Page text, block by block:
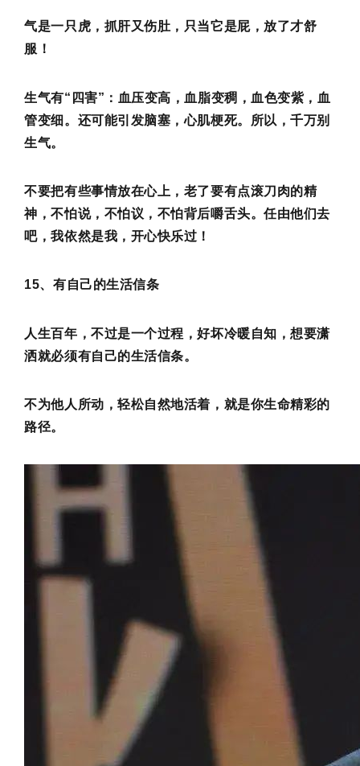
气是一只虎，抓肝又伤肚，只当它是屁，放了才舒
服！
生气有“四害”：血压变高，血脂变稠，血色变紫，血
管变细。还可能引发脑塞，心肌梗死。所以，千万别
生气。
不要把有些事情放在心上，老了要有点滚刀肉的精
神，不怕说，不怕议，不怕背后嚼舌头。任由他们去
吧，我依然是我，开心快乐过！
15、有自己的生活信条
人生百年，不过是一个过程，好坏冷暖自知，想要潇
洒就必须有自己的生活信条。
不为他人所动，轻松自然地活着，就是你生命精彩的
路径。